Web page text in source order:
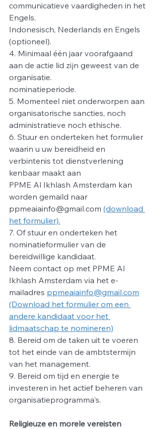
communicatieve vaardigheden in het
Engels.
Indonesisch, Nederlands en Engels
(optioneel).
4. Minimaal één jaar voorafgaand
aan de actie lid zijn geweest van de
organisatie.
nominatieperiode.
5. Momenteel niet onderworpen aan
organisatorische sancties, noch
administratieve noch ethische.
6. Stuur en onderteken het formulier
waarin u uw bereidheid en
verbintenis tot dienstverlening
kenbaar maakt aan
PPME Al Ikhlash Amsterdam kan
worden gemaild naar
ppmeaiainfo@gmail.com (download
het formulier).
7. Of stuur en onderteken het
nominatieformulier van de
bereidwillige kandidaat.
Neem contact op met PPME Al
Ikhlash Amsterdam via het e-
mailadres ppmeaiainfo@gmail.com
(Download het formulier om een
andere kandidaat voor het
lidmaatschap te nomineren)
8. Bereid om de taken uit te voeren
tot het einde van de ambtstermijn
van het management.
9. Bereid om tijd en energie te
investeren in het actief beheren van
organisatieprogramma's.
Religieuze en morele vereisten